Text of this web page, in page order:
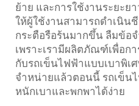
ย้าย และการใช้งานระยะย
ให้ผู้ใช้งานสามารถดำเนิน
กระตือรือร้นมากขึ้น ลืมข้อ
เพราะเรามีผลิตภัณฑ์เพื่อก
กับรถเข็นไฟฟ้าแบบเบาพิเศ
จำหน่ายแล้วตอนนี้ รถเข็น
หนักเบาและพกพาได้ง่าย